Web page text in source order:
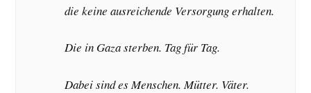
die keine ausreichende Versorgung erhalten.
Die in Gaza sterben. Tag für Tag.
Dabei sind es Menschen. Mütter. Väter.